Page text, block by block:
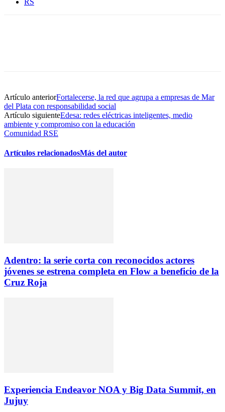
Artículo anteriorFortalecerse, la red que agrupa a empresas de Mar
del Plata con responsabilidad social
Artículo siguienteEdesa: redes eléctricas inteligentes, medio
ambiente y compromiso con la educación
Comunidad RSE
Artículos relacionadosMás del autor
Adentro: la serie corta con reconocidos actores
jóvenes se estrena completa en Flow a beneficio de la
Cruz Roja
Experiencia Endeavor NOA y Big Data Summit, en
Jujuy